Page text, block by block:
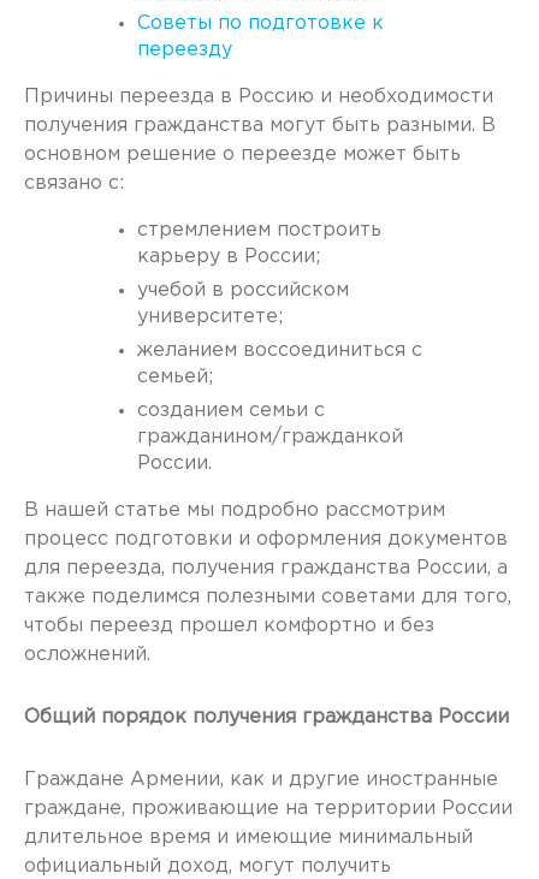
Советы по подготовке к
переезду
Причины переезда в Россию и необходимости
получения гражданства могут быть разными. В
основном решение о переезде может быть
связано с:
стремлением построить
карьеру в России;
учебой в российском
университете;
желанием воссоединиться с
семьей;
созданием семьи с
гражданином/гражданкой
России.
В нашей статье мы подробно рассмотрим
процесс подготовки и оформления документов
для переезда, получения гражданства России, а
также поделимся полезными советами для того,
чтобы переезд прошел комфортно и без
осложнений.
Общий порядок получения гражданства России
Граждане Армении, как и другие иностранные
граждане, проживающие на территории России
длительное время и имеющие минимальный
официальный доход, могут получить